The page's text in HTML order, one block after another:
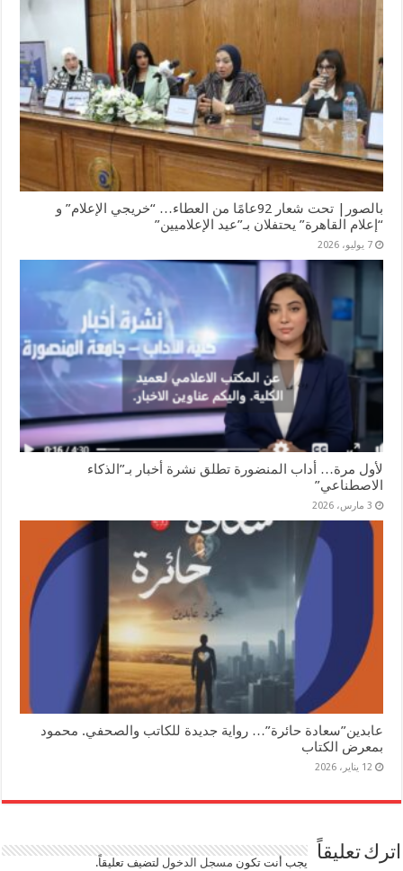
بالصور| تحت شعار 92عامًا من العطاء… “خريجي الإعلام” و
“إعلام القاهرة” يحتفلان بـ”عيد الإعلاميين”
7 يوليو، 2026
لأول مرة… أداب المنضورة تطلق نشرة أخبار بـ”الذكاء
الاصطناعي”
3 مارس، 2026
عابدين”سعادة حائرة”… رواية جديدة للكاتب والصحفي. محمود
بمعرض الكتاب
12 يناير، 2026
اترك تعليقاً يجب أنت تكون مسجل الدخوللتضيف تعليقاً.